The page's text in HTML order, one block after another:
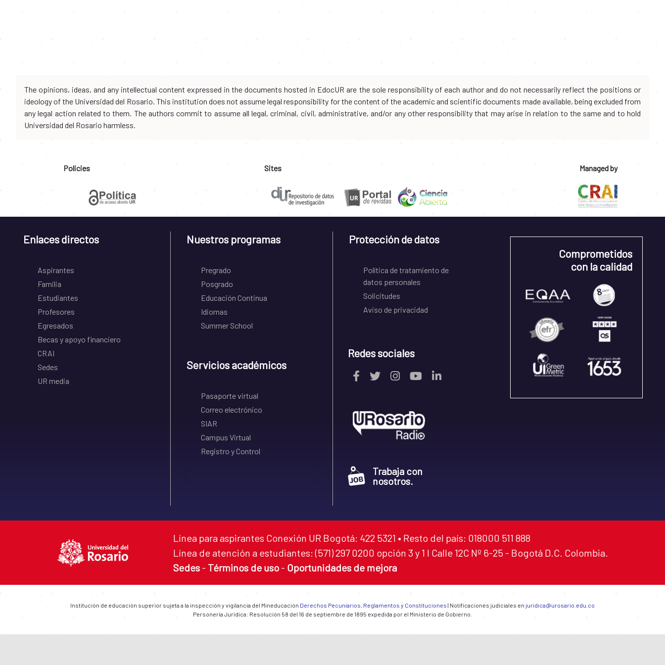
The opinions, ideas, and any intellectual content expressed in the documents hosted in EdocUR are the sole responsibility of each author and do not necessarily reflect the positions or
ideology of the Universidad del Rosario. This institution does not assume legal responsibility for the content of the academic and scientific documents made available, being excluded from
any legal action related to them. The authors commit to assume all legal, criminal, civil, administrative, and/or any other responsibility that may arise in relation to the same and to hold
Universidad del Rosario harmless.
Policies Sites Managed by
Enlaces directos
Aspirantes
Familia
Estudiantes
Profesores
Egresados
Becas y apoyo financiero
CRAI
Sedes
UR media
Nuestros programas
Pregrado
Posgrado
Educación Continua
Idiomas
Summer School
Servicios académicos
Pasaporte virtual
Correo electrónico
SIAR
Campus Virtual
Registro y Control
Protección de datos
Política de tratamiento de
datos personales
Solicitudes
Aviso de privacidad
Redes sociales
Trabaja con
nosotros.
Comprometidos
con la calidad
Línea para aspirantes Conexión UR Bogotá: 422 5321 • Resto del país: 018000 511 888
Línea de atención a estudiantes: (571) 297 0200 opción 3 y 1 I Calle 12C Nº 6-25 - Bogotá D.C. Colombia.
Sedes - Términos de uso - Oportunidades de mejora
Institución de educación superior sujeta a la inspección y vigilancia del Mineducación Derechos Pecuniarios, Reglamentos y Constituciones | Notificaciones judiciales en juridica@urosario.edu.co
Personería Jurídica: Resolución 58 del 16 de septiembre de 1895 expedida por el Ministerio de Gobierno.